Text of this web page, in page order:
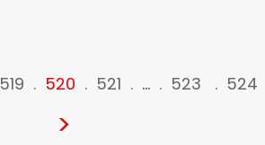
519 520 521 … 523 524
>